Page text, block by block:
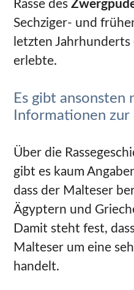
Rasse des
Sechziger- und
letzten
erlebte.
Es gibt ansonsten
Informationen zur
Über die
gibt es kaum
dass der Malteser
Ägyptern und
Damit steht fest,
Malteser um eine
handelt.